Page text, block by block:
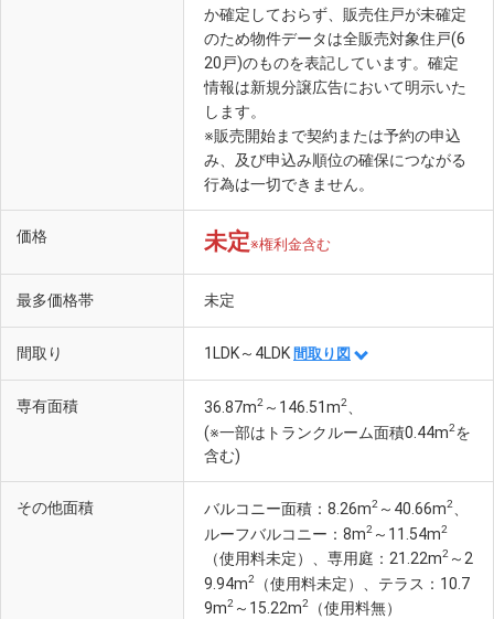
か確定しておらず、販売住戸が未確定
のため物件データは全販売対象住戸(6
20戸)のものを表記しています。確定
情報は新規分譲広告において明示いた
します。
※販売開始まで契約または予約の申込
み、及び申込み順位の確保につながる
行為は一切できません。
価格 未定※権利金含む
最多価格帯 未定
間取り 1LDK～4LDK 間取り図
専有面積 36.87m2 ～146.51m2
(※一部はトランクルーム面積0.44m2を
含む)
その他面積 バルコニー面積：8.26m2 ～40.66m2
ルーフバルコニー：8m2 ～11.54m2
（使用料未定）、専用庭：21.22m2 ～2
9.94m2
（使用料未定）、テラス：10.7
9m2 ～15.22m2 （使用料無）